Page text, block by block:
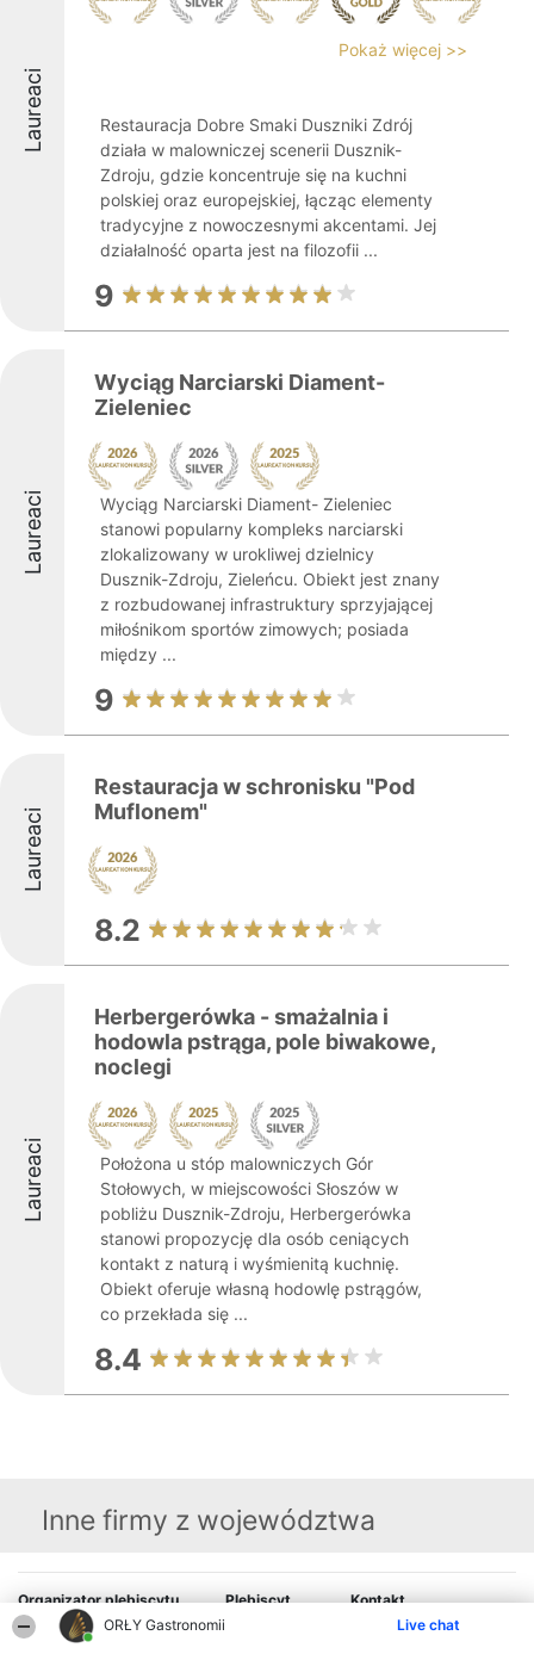
ORŁY Gastronomii Live chat
Laureaci
Pokaż więcej >>
Restauracja Dobre Smaki Duszniki Zdrój
działa w malowniczej scenerii Dusznik-
Zdroju, gdzie koncentruje się na kuchni
polskiej oraz europejskiej, łącząc elementy
tradycyjne z nowoczesnymi akcentami. Jej
działalność oparta jest na filozofii ...
9
Laureaci
Wyciąg Narciarski Diament-
Zieleniec
Wyciąg Narciarski Diament- Zieleniec
stanowi popularny kompleks narciarski
zlokalizowany w urokliwej dzielnicy
Dusznik-Zdroju, Zieleńcu. Obiekt jest znany
z rozbudowanej infrastruktury sprzyjającej
miłośnikom sportów zimowych; posiada
między ...
9
Laureaci
Restauracja w schronisku "Pod
Muflonem"
8.2
Laureaci
Herbergerówka - smażalnia i
hodowla pstrąga, pole biwakowe,
noclegi
Położona u stóp malowniczych Gór
Stołowych, w miejscowości Słoszów w
pobliżu Dusznik-Zdroju, Herbergerówka
stanowi propozycję dla osób ceniących
kontakt z naturą i wyśmienitą kuchnię.
Obiekt oferuje własną hodowlę pstrągów,
co przekłada się ...
8.4
Inne firmy z województwa
Organizator plebiscytu
Bright Side Solutions sp. z o.
o. sp. k.
Plebiscyt Kontakt